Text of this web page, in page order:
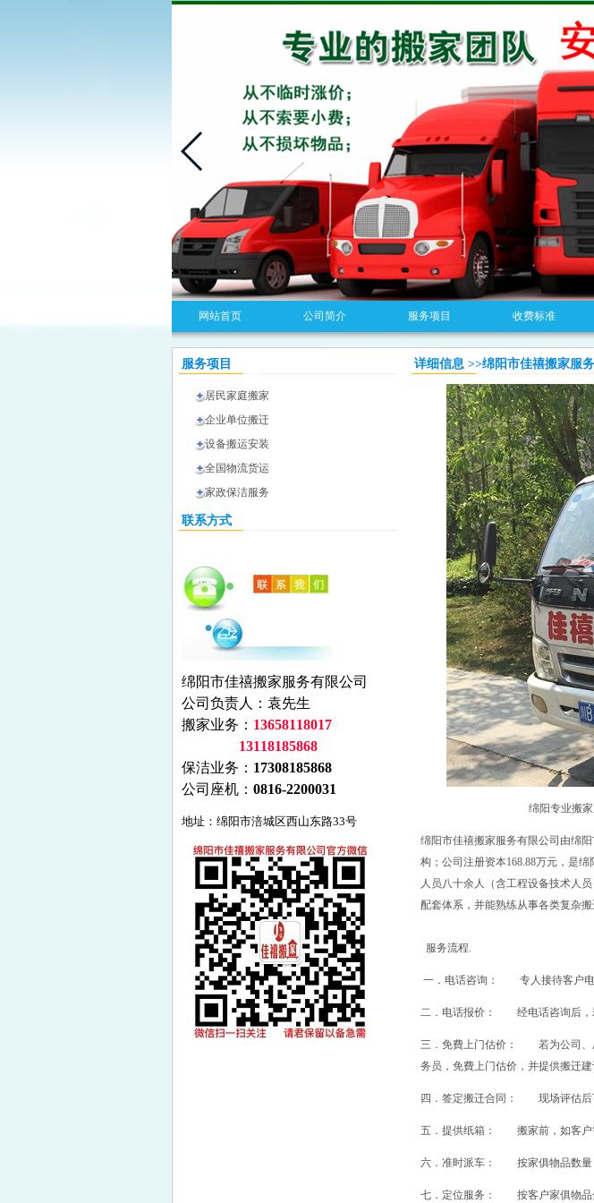
网站首页 公司简介 服务项目 收费标准
服务项目
居民家庭搬家
企业单位搬迁
设备搬运安装
全国物流货运
家政保洁服务
联系方式
绵阳市佳禧搬家服务有限公司
公司负责人：袁先生
搬家业务： 13658118017
13118185868
保洁业务： 17308185868
公司座机： 0816-2200031
地址：绵阳市涪城区西山东路33号
详细信息 >>绵阳市佳禧搬家服
绵阳专业搬
绵阳市佳禧搬家服务有限公司由绵
构；公司注册资本168.88万元，是
人员八十余人（含工程设备技术人
配套体系，并能熟练从事各类复杂
服务流程.
一．电话咨询： 专人接待客户电
二．电话报价： 经电话咨询后，若
三．免費上门估价： 若为公司、
务员，免費上门估价，并提供搬迁建
四．签定搬迁合同： 现场评估后
五．提供纸箱： 搬家前，如客户
六．准时派车： 按家俱物品数量
七．定位服务： 按客户家俱物品